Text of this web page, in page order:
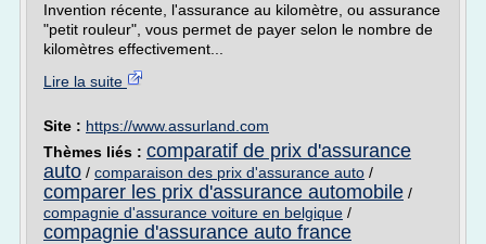
Invention récente, l'assurance au kilomètre, ou assurance
"petit rouleur", vous permet de payer selon le nombre de
kilomètres effectivement...
Lire la suite
Site : https://www.assurland.com
Thèmes liés : comparatif de prix d'assurance
auto / comparaison des prix d'assurance auto /
comparer les prix d'assurance automobile /
compagnie d'assurance voiture en belgique /
compagnie d'assurance auto france